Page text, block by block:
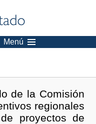
Menú
de la Comisión
regionales
proyectos de